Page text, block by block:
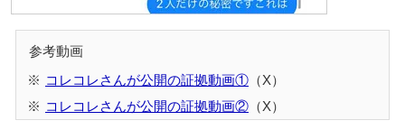
コレコレさんが公開の証拠動画① （X）
コレコレさんが公開の証拠動画② （X）